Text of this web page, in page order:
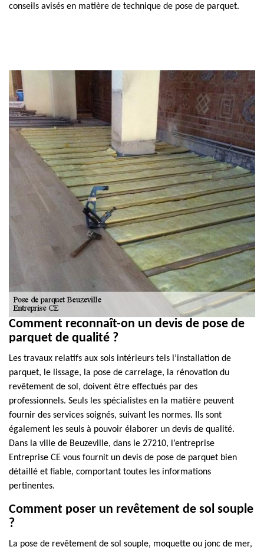
conseils avisés en matière de technique de pose de parquet.
Comment reconnaît-on un devis de pose de
parquet de qualité ?
Les travaux relatifs aux sols intérieurs tels l’installation de
parquet, le lissage, la pose de carrelage, la rénovation du
revêtement de sol, doivent être effectués par des
professionnels. Seuls les spécialistes en la matière peuvent
fournir des services soignés, suivant les normes. Ils sont
également les seuls à pouvoir élaborer un devis de qualité.
Dans la ville de Beuzeville, dans le 27210, l’entreprise
Entreprise CE vous fournit un devis de pose de parquet bien
détaillé et fiable, comportant toutes les informations
pertinentes.
Comment poser un revêtement de sol souple
?
La pose de revêtement de sol souple, moquette ou jonc de mer,